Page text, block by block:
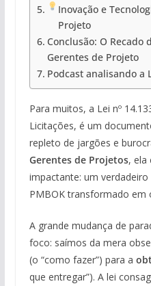
Inovação e
Projeto
Conclusão: O Recado
Gerentes de Projeto
Podcast analisando a
Para muitos, a Lei nº
Licitações, é um
repleto de jargões e
Gerentes de Projetos, ela
impactante: um
PMBOK transformado em
A grande mudança de
foco: saímos da mera
(o “como fazer”) para a
que entregar”). A lei